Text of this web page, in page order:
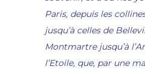
Paris, depuis les
jusqu’à celles de
Montmartre jusqu’à
l’Etoile, que, par une